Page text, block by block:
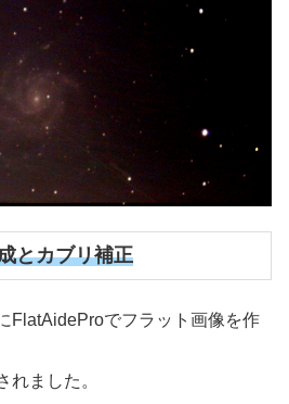
とカブリ補正
FlatAideProでフラット画像を作
れました。